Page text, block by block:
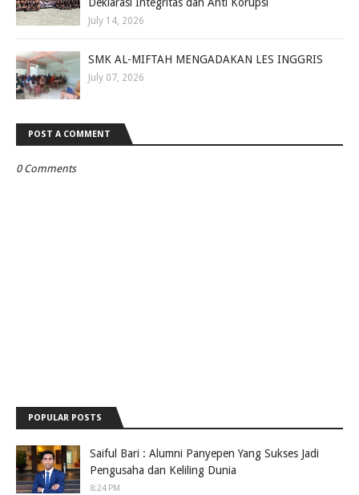
July 14, 2026
SMK AL-MIFTAH MENGADAKAN LES INGGRIS
July 07, 2026
POST A COMMENT
0 Comments
POPULAR POSTS
Saiful Bari : Alumni Panyepen Yang Sukses Jadi
Pengusaha dan Keliling Dunia
8:24 PM